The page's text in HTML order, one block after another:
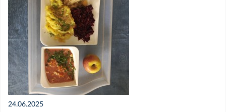
24.06.2025